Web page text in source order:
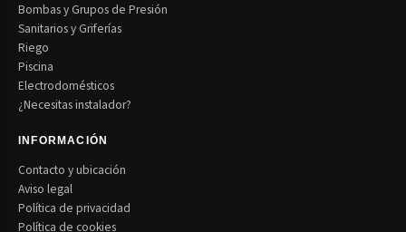
Bombas y Grupos de Presión
Sanitarios y Griferías
Riego
Piscina
Electrodomésticos
¿Necesitas instalador?
INFORMACIÓN
Contacto y ubicación
Aviso legal
Política de privacidad
Política de cookies